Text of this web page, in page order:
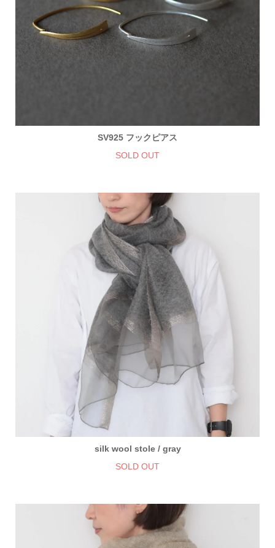
SV925 フックピアス
SOLD OUT
silk wool stole / gray
SOLD OUT